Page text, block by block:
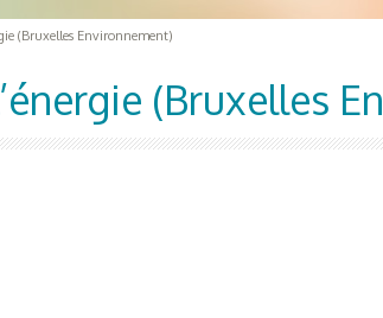
(Bruxelles Environnement)
(Bruxelles